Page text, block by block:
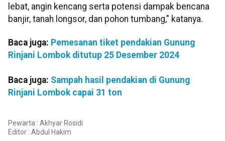
lebat, angin kencang serta potensi dampak bencana
banjir, tanah longsor, dan pohon tumbang," katanya.
Baca juga: Pemesanan tiket pendakian Gunung
Rinjani Lombok ditutup 25 Desember 2024
Baca juga: Sampah hasil pendakian di Gunung
Rinjani Lombok capai 31 ton
Pewarta : Akhyar Rosidi
Editor : Abdul Hakim